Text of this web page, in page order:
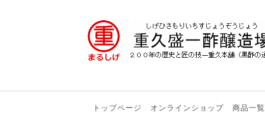
トップページ オンラインショップ 商品一覧